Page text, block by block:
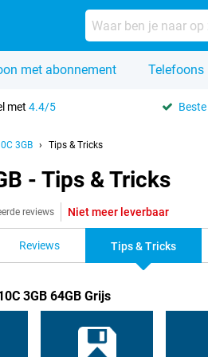
met abonnement Telefoons
met4.4/5 Beste
3GB Tips & Tricks
- Tips & Tricks
reviews Niet meer leverbaar
Reviews Tips & Tricks
3GB 64GB Grijs